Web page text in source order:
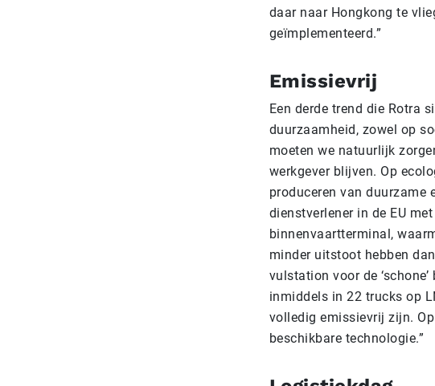
daar naar Hongkong te
geïmplementeerd.”
Emissievrij
Een derde trend die Rotra
duurzaamheid, zowel op
moeten we natuurlijk
werkgever blijven. Op
produceren van duurzame
dienstverlener in de EU
binnenvaartterminal,
minder uitstoot hebben
vulstation voor de
inmiddels in 22 trucks op
volledig emissievrij zijn.
beschikbare technologie.”